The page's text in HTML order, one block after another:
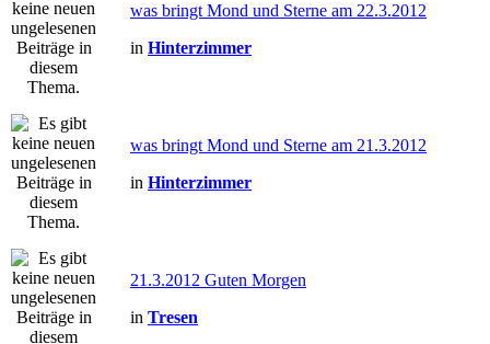
was bringt Mond und Sterne am 22.3.2012
in Hinterzimmer
was bringt Mond und Sterne am 21.3.2012
in Hinterzimmer
21.3.2012 Guten Morgen
in Tresen